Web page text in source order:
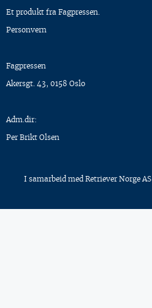
Et produkt fra Fagpressen.
Personvern
Fagpressen
Akersgt. 43, 0158 Oslo
Adm.dir:
Per Brikt Olsen
I samarbeid med Retriever Norge AS